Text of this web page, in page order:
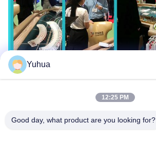
Yuhua
12:25 PM
Good day, what product are you looking for?